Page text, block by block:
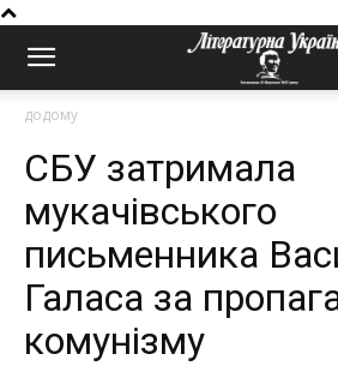
додому
СБУ затримала
мукачівського
письменника
Галаса за
комунізму